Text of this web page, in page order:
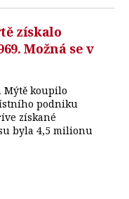
získalo
Možná se v
Mýtě koupilo
podniku
získané
byla 4,5 milionu